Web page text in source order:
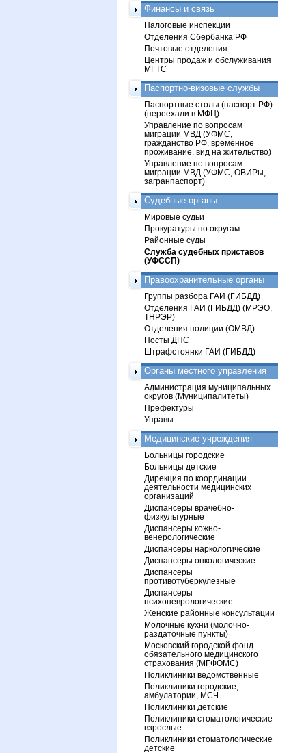
Финансы и связь
Налоговые инспекции
Отделения Сбербанка РФ
Почтовые отделения
Центры продаж и обслуживания
МГТС
Паспортно-визовые службы
Паспортные столы (паспорт РФ)
(переехали в МФЦ)
Управление по вопросам
миграции МВД (УФМС,
гражданство РФ, временное
проживание, вид на жительство)
Управление по вопросам
миграции МВД (УФМС, ОВИРы,
загранпаспорт)
Судебные органы
Мировые судьи
Прокуратуры по округам
Районные суды
Служба судебных приставов
(УФССП)
Правоохранительные органы
Группы разбора ГАИ (ГИБДД)
Отделения ГАИ (ГИБДД) (МРЭО,
ТНРЭР)
Отделения полиции (ОМВД)
Посты ДПС
Штрафстоянки ГАИ (ГИБДД)
Органы местного управления
Администрация муниципальных
округов (Муниципалитеты)
Префектуры
Управы
Медицинские учреждения
Больницы городские
Больницы детские
Дирекция по координации
деятельности медицинских
организаций
Диспансеры врачебно-
физкультурные
Диспансеры кожно-
венерологические
Диспансеры наркологические
Диспансеры онкологические
Диспансеры
противотуберкулезные
Диспансеры
психоневрологические
Женские районные консультации
Молочные кухни (молочно-
раздаточные пункты)
Московский городской фонд
обязательного медицинского
страхования (МГФОМС)
Поликлиники ведомственные
Поликлиники городские,
амбулатории, МСЧ
Поликлиники детские
Поликлиники стоматологические
взрослые
Поликлиники стоматологические
детские